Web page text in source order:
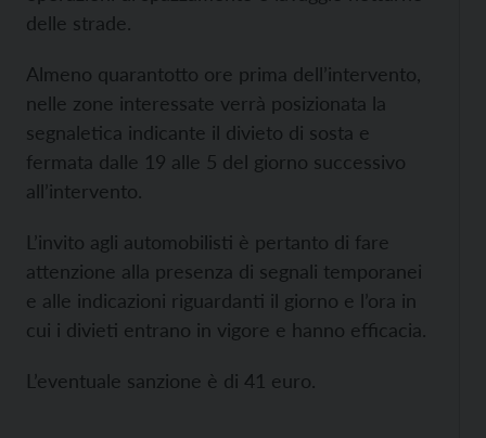
delle strade.
Almeno quarantotto ore prima dell’intervento,
nelle zone interessate verrà posizionata la
segnaletica indicante il divieto di sosta e
fermata dalle 19 alle 5 del giorno successivo
all’intervento.
L’invito agli automobilisti è pertanto di fare
attenzione alla presenza di segnali temporanei
e alle indicazioni riguardanti il giorno e l’ora in
cui i divieti entrano in vigore e hanno efficacia.
L’eventuale sanzione è di 41 euro.